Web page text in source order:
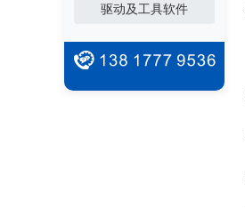
驱动及工具软件